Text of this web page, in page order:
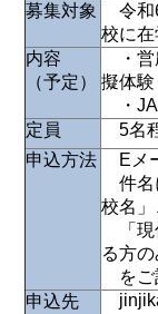
募集対象
令和
校に
内容
（予定）
・営
擬体験
・JA
定員
5名
申込方法
Eメ
件名
校名」
「現
る方の
をご
申込先